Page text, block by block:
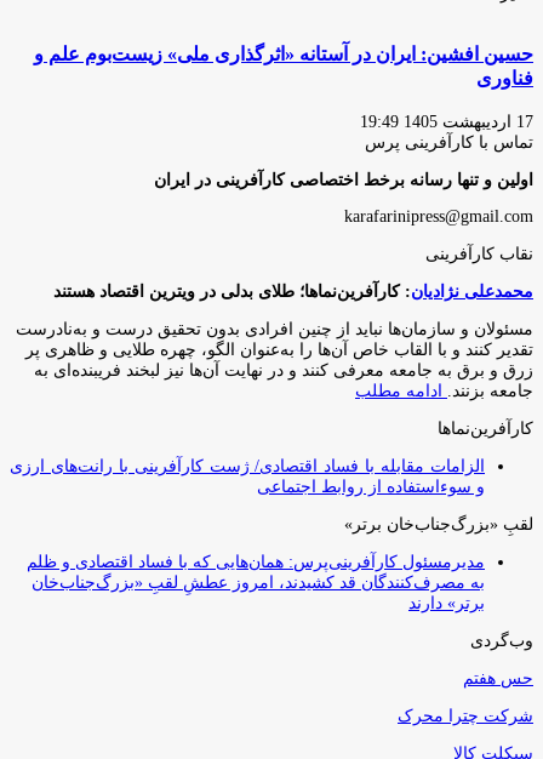
حسین افشین: ایران در آستانه «اثرگذاری ملی» زیست‌بوم علم و
فناوری
17 اردیبهشت 1405 19:49
تماس با کارآفرینی پرس
اولین و تنها رسانه برخط اختصاصی کارآفرینی در ایران
karafarinipress@gmail.com
نقاب کارآفرینی
محمدعلی نژادیان: کارآفرین‌نماها؛ طلای بدلی در ویترین اقتصاد هستند
مسئولان و سازمان‌ها نباید از چنین افرادی بدون تحقیق درست و به‌نادرست
تقدیر کنند و با القاب خاص آ‌ن‌ها را به‌عنوان الگو، چهره طلایی و ظاهری پر
زرق و برق به جامعه معرفی کنند و در نهایت آن‌ها نیز لبخند فریبنده‌ای به
جامعه بزنند.
ادامه مطلب
کارآفرین‌نماها
الزامات مقابله با فساد اقتصادی/ ژست کارآفرینی با رانت‌های ارزی
و سوءاستفاده از روابط اجتماعی
لقبِ «بزرگ‌جناب‌خان برتر»
مدیرمسئول کارآفرینی‌پرس: همان‌هایی که با فساد اقتصادی و ظلم
به مصرف‌کنندگان قد کشیدند، امروز عطشِ لقبِ «بزرگ‌جناب‌خان
برتر» دارند
وب‌گردی
حس هفتم
شرکت چترا محرک
سیکلت کالا